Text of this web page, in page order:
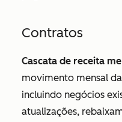
Contratos
Cascata de receita
movimento mensal
incluindo negócios
atualizações,